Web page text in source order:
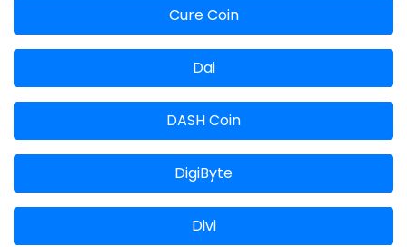
Cure Coin
Dai
DASH Coin
DigiByte
Divi